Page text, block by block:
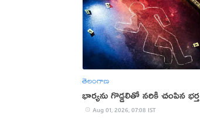
తెలంగాణ
భార్యను గొడ్డలితో నరికి చంపిన భర్త
Aug 01, 2026, 07:08 IST